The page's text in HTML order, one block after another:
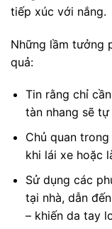
tiếp xúc với nắng.
Những lầm tưởng
quả:
Tin rằng chỉ
tàn nhang sẽ
Chủ quan
khi lái xe hoặc
Sử dụng các
tại nhà, dẫn
– khiến da tay